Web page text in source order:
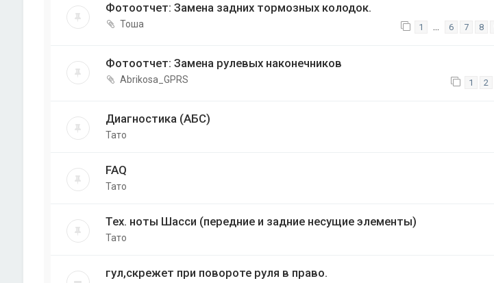
Фотоотчет: Замена задних тормозных колодок.
Тоша 1 … 6 7 8
Фотоотчет: Замена рулевых наконечников
Abrikosa_GPRS 1 2
Диагностика (АБС)
Тато
FAQ
Тато
Тех. ноты Шасси (передние и задние несущие элементы)
Тато
гул,скрежет при повороте руля в право.